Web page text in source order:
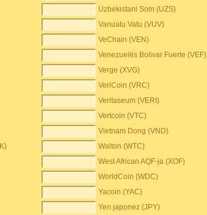
Uzbekistani Som (UZS)
Vanuatu Vatu (VUV)
VeChain (VEN)
Venezuelës Bolivar Fuerte (VEF)
Verge (XVG)
VeriCoin (VRC)
Veritaseum (VERI)
Vertcoin (VTC)
Vietnam Dong (VND)
Walton (WTC)
West African AQF-ja (XOF)
WorldCoin (WDC)
Yacoin (YAC)
Yen japonez (JPY)